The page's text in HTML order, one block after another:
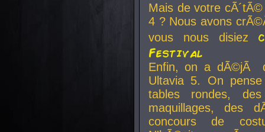
Mais de votre
4 ? Nous avons
vous nous disiez
Festival
Enfin, on a dÃ©jÃ
Ultavia 5. On
tables rondes,
maquillages, des
concours de